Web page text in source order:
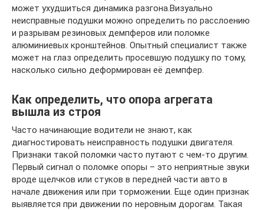
может ухудшиться динамика разгона.Визуально
неисправные подушки можно определить по расслоению
и разрывам резиновых демпферов или поломке
алюминиевых кронштейнов. Опытный специалист также
может на глаз определить просевшую подушку по тому,
насколько сильно деформирован её демпфер.
Как определить, что опора агрегата
вышла из строя
Часто начинающие водители не знают, как
диагностировать неисправность подушки двигателя.
Признаки такой поломки часто путают с чем-то другим.
Первый сигнал о поломке опоры – это неприятные звуки
вроде щелчков или стуков в передней части авто в
начале движения или при торможении. Еще один признак
выявляется при движении по неровным дорогам. Такая